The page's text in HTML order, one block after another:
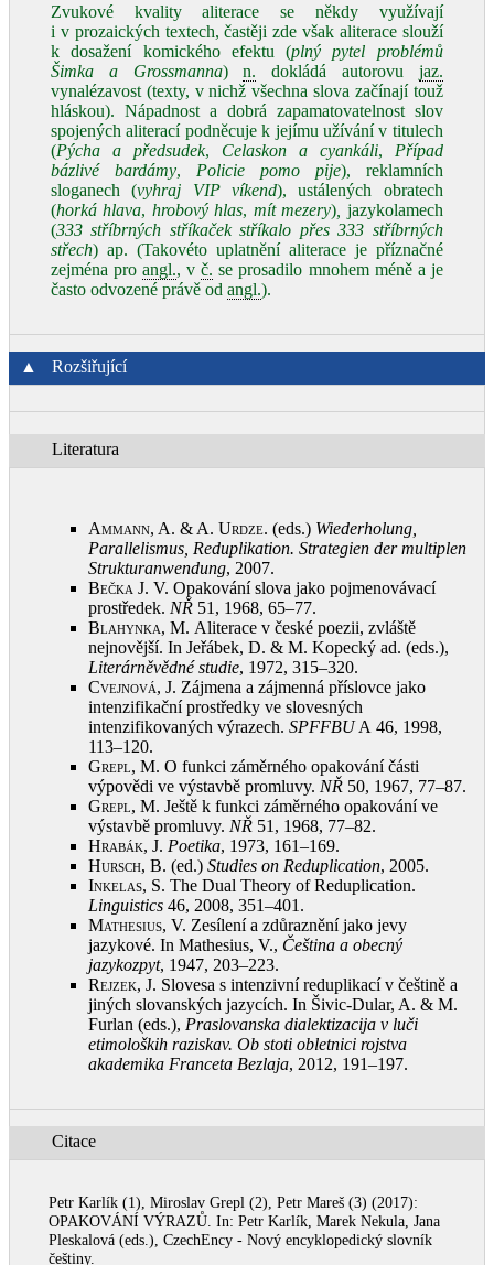
Zvukové kvality aliterace se někdy využívají
i v prozaických textech, častěji zde však aliterace slouží
k dosažení komického efektu (plný pytel problémů
Šimka a Grossmanna)n. dokládá autorovu jaz.
vynalézavost (texty, v nichž všechna slova začínají touž
hláskou). Nápadnost a dobrá zapamatovatelnost slov
spojených aliterací podněcuje k jejímu užívání v titulech
(Pýcha a předsudek, Celaskon a cyankáli, Případ
bázlivé bardámy, Policie pomo pije), reklamních
sloganech (vyhraj VIP víkend), ustálených obratech
(horká hlava, hrobový hlas, mít mezery) jazykolamech
(333 stříbrných stříkaček stříkalo přes 333 stříbrných
střech) ap. (Takovéto uplatnění aliterace je příznačné
zejména proangl., vč. se prosadilo mnohem méně a je
často odvozené právě od angl.).
▲ Rozšiřující
Literatura
Ammann, A. & A. Urdze. (eds.) Wiederholung,
Parallelismus, Reduplikation. Strategien der multiplen
Strukturanwendung, 2007.
Bečka J. V. Opakování slova jako pojmenovávací
prostředek. NŘ 51, 1968, 65–77.
Blahynka, M. Aliterace v české poezii, zvláště
nejnovější. In Jeřábek, D. & M. Kopecký ad. (eds.),
Literárněvědné studie, 1972, 315‒320.
Cvejnová, J. Zájmena a zájmenná příslovce jako
intenzifikační prostředky ve slovesných
intenzifikovaných výrazech. SPFFBUA 46, 1998,
113–120.
Grepl, M. O funkci záměrného opakování části
výpovědi ve výstavbě promluvy. NŘ 50, 1967, 77–87.
Grepl, M. Ještě k funkci záměrného opakování ve
výstavbě promluvy. NŘ 51, 1968, 77–82.
Hrabák, J. Poetika, 1973, 161–169.
Hursch, B. (ed.) Studies on Reduplication, 2005.
Inkelas, S. The Dual Theory of Reduplication.
Linguistics 46, 2008, 351–401 .
Mathesius, V. Zesílení a zdůraznění jako jevy
jazykové. In Mathesius, V., Čeština a obecný
jazykozpyt, 1947, 203–223.
Rejzek, J. Slovesa s intenzivní reduplikací v češtině a
jiných slovanských jazycích. In Šivic‑Dular, A. & M.
Furlan (eds.), Praslovanska dialektizacija v luči
etimoloških raziskav. Ob stoti obletnici rojstva
akademika Franceta Bezlaja, 2012, 191–197.
Citace
Petr Karlík (1), Miroslav Grepl (2), Petr Mareš (3) (2017):
OPAKOVÁNÍ VÝRAZŮ. In: Petr Karlík, Marek Nekula, Jana
Pleskalová (eds.), CzechEncy - Nový encyklopedický slovník
češtiny.